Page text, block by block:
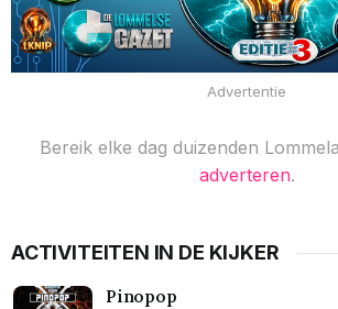
Advertentie
Bereik elke dag duizenden
adverteren.
ACTIVITEITEN IN DE KIJKER
Pinopop